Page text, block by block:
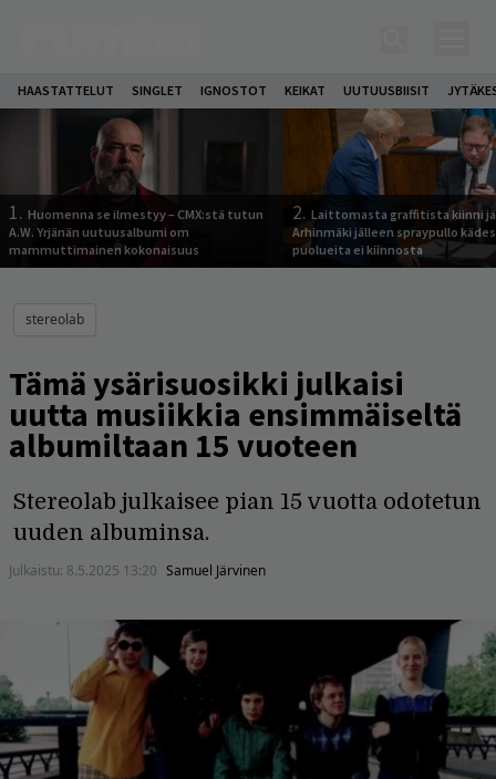
HAASTATTELUT SINGLET IGNOSTOT KEIKAT UUTUUSBIISIT
1. Huomenna se ilmestyy – CMX:stä tutun
A.W. Yrjänän uutuusalbumi om
mammuttimainen kokonaisuus
2. Laittomasta graffitista kiinni
Arhinmäki jälleen spraypullo
puolueita ei kiinnosta
stereolab
Tämä ysärisuosikki julkaisi
uutta musiikkia ensimmäiseltä
albumiltaan 15 vuoteen
Stereolab julkaisee pian 15 vuotta odotetun
uuden albuminsa.
Julkaistu: 8.5.2025 13:20 Samuel Järvinen